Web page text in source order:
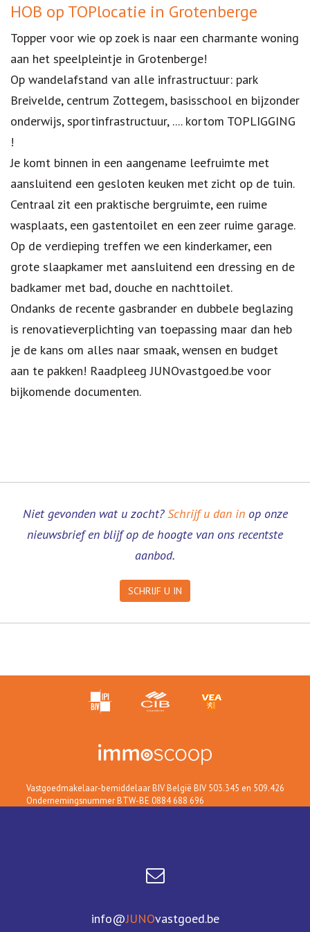
Omschrijving
HOB op TOPlocatie in Grotenberge
Topper voor wie op zoek is naar een charmante woning
aan het speelpleintje in Grotenberge!
Op wandelafstand van alle infrastructuur: park
Breivelde, centrum Zottegem, basisschool en bijzonder
onderwijs, sportinfrastructuur, .... kortom TOPLIGGING
!
Je komt binnen in een aangename leefruimte met
aansluitend een gesloten keuken met zicht op de tuin.
Centraal zit een praktische bergruimte, een ruime
wasplaats, een gastentoilet en een zeer ruime garage.
Op de verdieping treffen we een kinderkamer, een
grote slaapkamer met aansluitend een dressing en de
badkamer met bad, douche en nachttoilet.
Ondanks de recente gasbrander en dubbele beglazing
is renovatieverplichting van toepassing maar dan heb
je de kans om alles naar smaak, wensen en budget
aan te pakken! Raadpleeg JUNOvastgoed.be voor
bijkomende documenten.
Niet gevonden wat u zocht?Schrijf u dan inop onze
nieuwsbrief en blijf op de hoogte van ons recentste
aanbod.
SCHRIJF U IN
Vastgoedmakelaar-bemiddelaar BIV België BIV 503.345 en 509.426
Ondernemingsnummer BTW-BE 0884 688 696
info@JUNOvastgoed.be